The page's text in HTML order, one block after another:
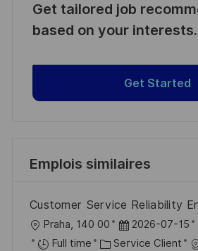
Get tailored job
based on your interests.
Get Started
Emplois similaires
Customer Service Reliability
o
Praha, 140 00
D
a
2026-07-15
Full time
C Service Client